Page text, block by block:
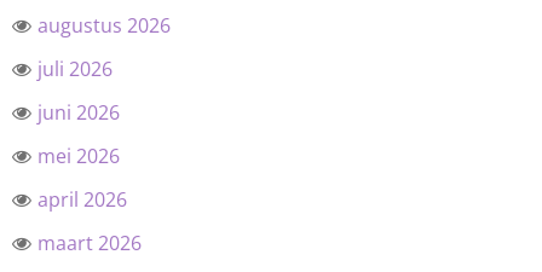
augustus 2026
juli 2026
juni 2026
mei 2026
april 2026
maart 2026